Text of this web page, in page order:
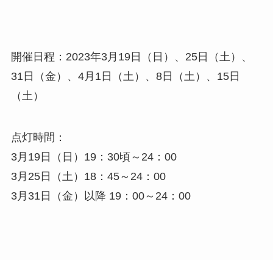
開催日程：2023年3月19日（日）、25日（土）、
31日（金）、4月1日（土）、8日（土）、15日
（土）
点灯時間：
3月19日（日）19：30頃～24：00
3月25日（土）18：45～24：00
3月31日（金）以降 19：00～24：00